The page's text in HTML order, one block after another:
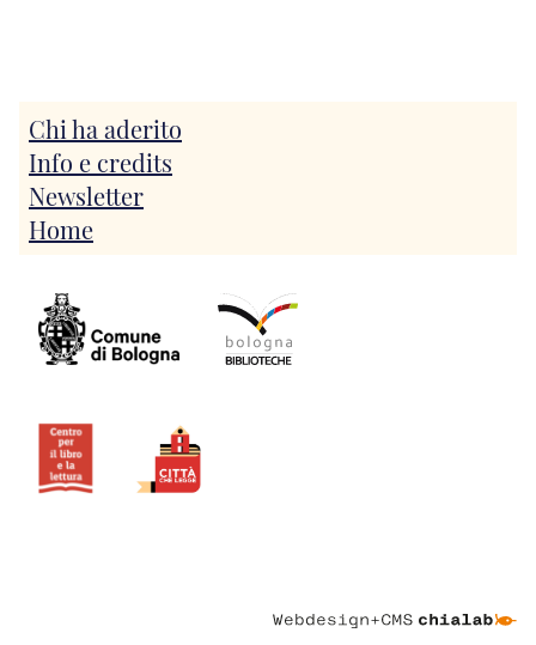
Chi ha aderito
Info e credits
Newsletter
Home